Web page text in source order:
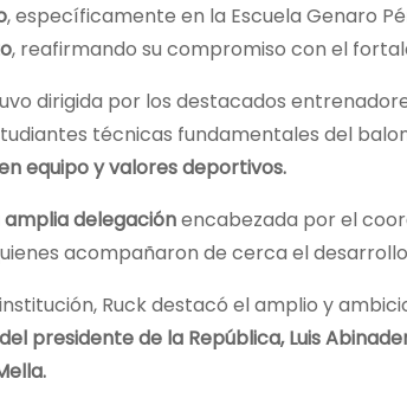
, específicamente en la Escuela Genaro
, reafirmando su compromiso con el
dirigida por los destacados
técnicas fundamentales del
equipo y valores deportivos.
amplia delegaciónencabezada por el
acompañaron de cerca el
Ruck destacó el amplio y
presidente de la República, Luis